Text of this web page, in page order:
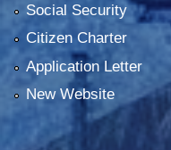
Social Security
Citizen Charter
Application Letter
New Website